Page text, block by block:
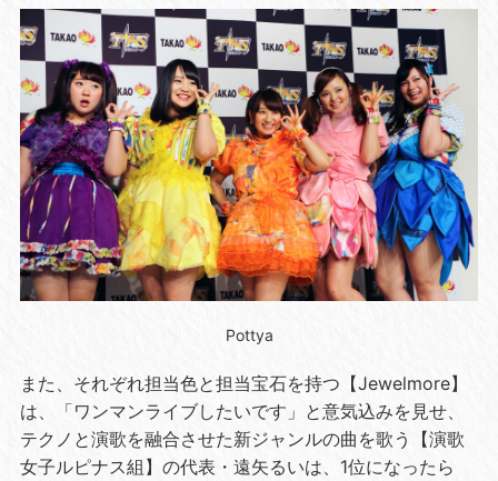
Pottya
また、それぞれ担当色と担当宝石を持つ【Jewelmore】
は、「ワンマンライブしたいです」と意気込みを見せ、
テクノと演歌を融合させた新ジャンルの曲を歌う【演歌
女子ルピナス組】の代表・遠矢るいは、1位になったら